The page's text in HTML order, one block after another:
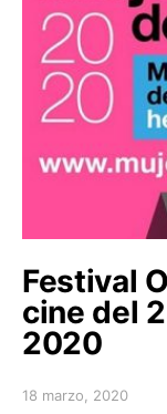
Festival
cine del
2020
Posted on
18 marzo, 2020